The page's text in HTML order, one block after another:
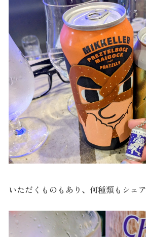
いただくものもあり、何種類もシェア